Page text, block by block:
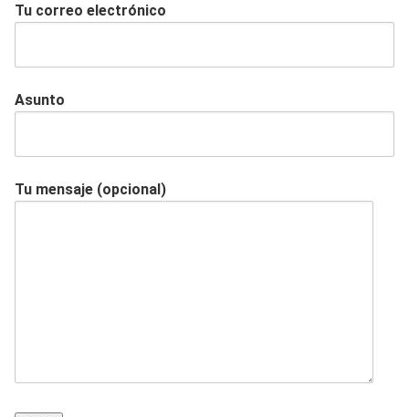
Tu correo electrónico
Asunto
Tu mensaje (opcional)